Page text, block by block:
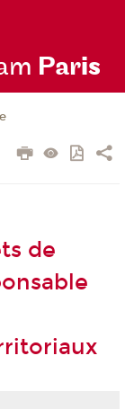
Paris
de